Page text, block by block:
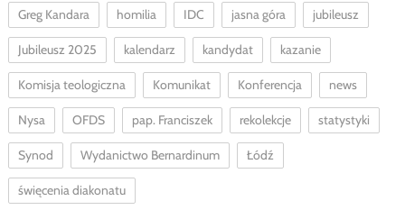
Greg Kandara homilia IDC jasna góra jubileusz
Jubileusz 2025 kalendarz kandydat kazanie
Komisja teologiczna Komunikat Konferencja news
Nysa OFDS pap. Franciszek rekolekcje statystyki
Synod Wydanictwo Bernardinum Łódź
święcenia diakonatu